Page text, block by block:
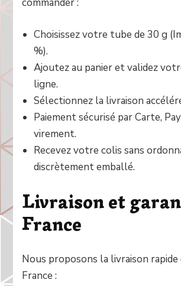
commander :
Choisissez votre tube de 30 g
%).
Ajoutez au panier et validez
ligne.
Sélectionnez la livraison
Paiement sécurisé par Carte,
virement.
Recevez votre colis sans
discrètement emballé.
Livraison et
France
Nous proposons la livraison
France :